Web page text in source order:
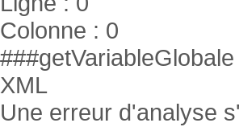
Colonne : 0
XML
Une erreur d'analyse